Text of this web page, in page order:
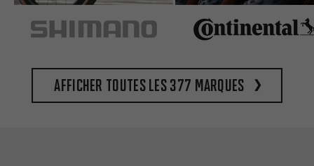
Afficher toutes les 377 marques